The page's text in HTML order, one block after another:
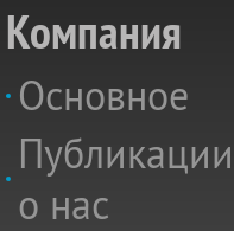
Компания
Основное
Публикации
о нас